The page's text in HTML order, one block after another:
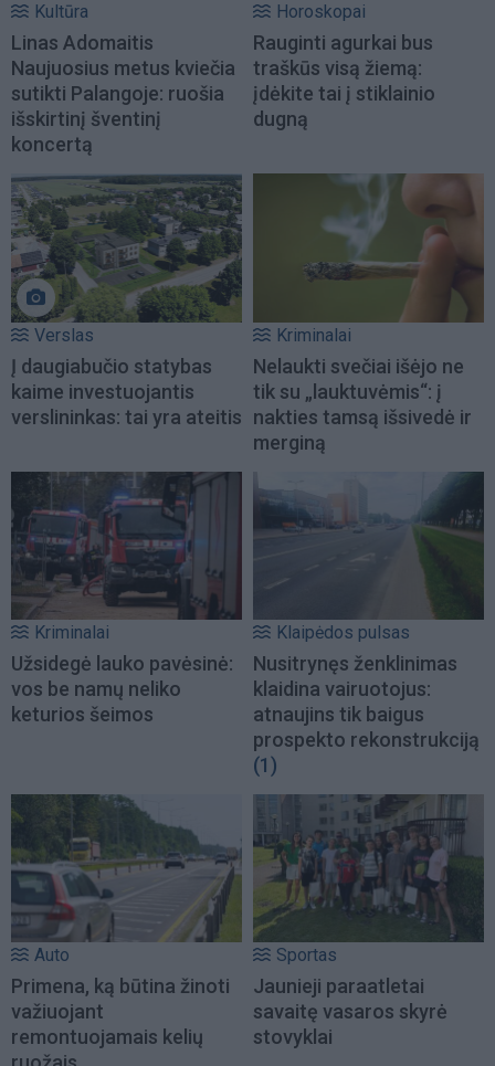
Kultūra
Linas Adomaitis
Naujuosius metus kviečia
sutikti Palangoje: ruošia
išskirtinį šventinį
koncertą
Horoskopai
Rauginti agurkai bus
traškūs visą žiemą:
įdėkite tai į stiklainio
dugną
Verslas
Į daugiabučio statybas
kaime investuojantis
verslininkas: tai yra ateitis
Kriminalai
Nelaukti svečiai išėjo ne
tik su „lauktuvėmis“: į
nakties tamsą išsivedė ir
merginą
Kriminalai
Užsidegė lauko pavėsinė:
vos be namų neliko
keturios šeimos
Klaipėdos pulsas
Nusitrynęs ženklinimas
klaidina vairuotojus:
atnaujins tik baigus
prospekto rekonstrukciją
(1)
Auto
Primena, ką būtina žinoti
važiuojant
remontuojamais kelių
Sportas
Jaunieji paraatletai
savaitę vasaros skyrė
stovyklai